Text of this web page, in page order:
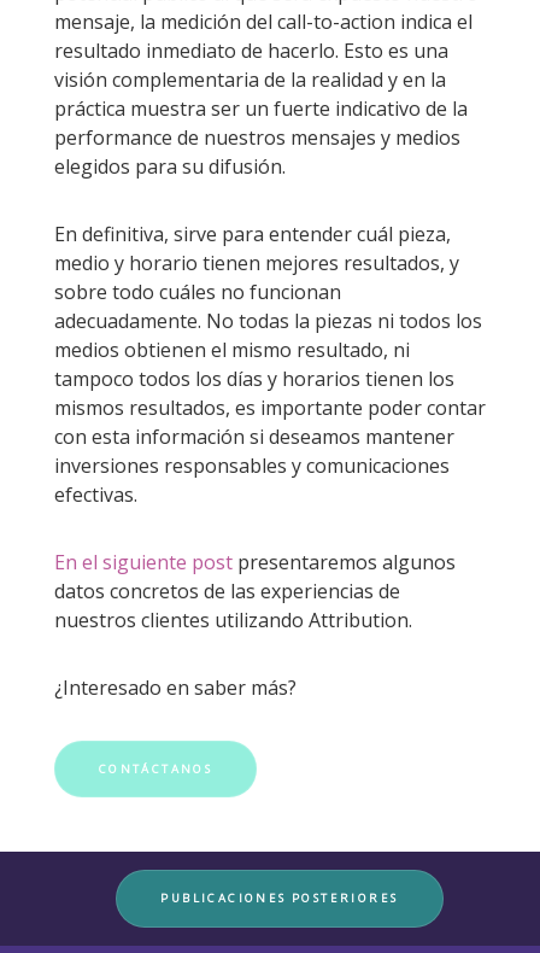
mensaje, la medición del call-to-action indica el
resultado inmediato de hacerlo. Esto es una
visión complementaria de la realidad y en la
práctica muestra ser un fuerte indicativo de la
performance de nuestros mensajes y medios
elegidos para su difusión.
En definitiva, sirve para entender cuál pieza,
medio y horario tienen mejores resultados, y
sobre todo cuáles no funcionan
adecuadamente. No todas la piezas ni todos los
medios obtienen el mismo resultado, ni
tampoco todos los días y horarios tienen los
mismos resultados, es importante poder contar
con esta información si deseamos mantener
inversiones responsables y comunicaciones
efectivas.
En el siguiente postpresentaremos algunos
datos concretos de las experiencias de
nuestros clientes utilizando Attribution.
¿Interesado en saber más?
CONTÁCTANOS
PUBLICACIONES POSTERIORES